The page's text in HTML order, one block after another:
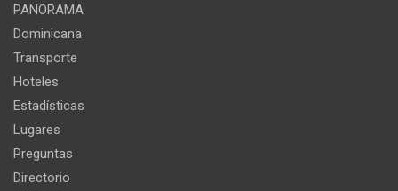
PANORAMA
Dominicana
Transporte
Hoteles
Estadísticas
Lugares
Preguntas
Directorio